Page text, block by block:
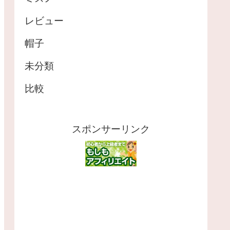
レビュー
帽子
未分類
比較
スポンサーリンク